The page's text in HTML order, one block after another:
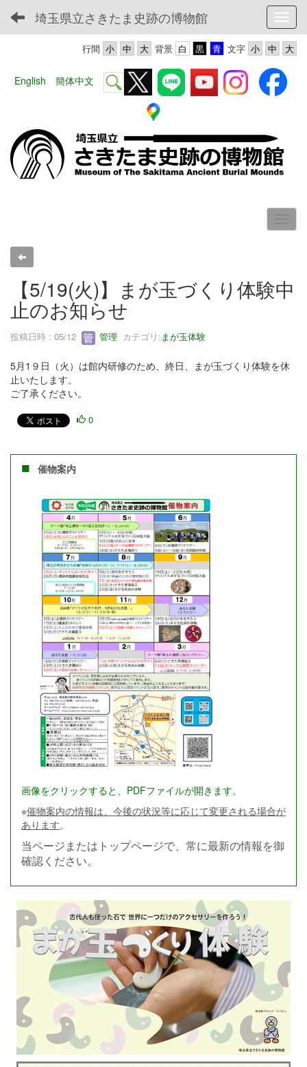
埼玉県立さきたま史跡の博物館
文字
背景
行間
English 簡体中文
【5/19(火)】まが玉づくり体験中
止のお知らせ
投稿日時 : 05/12 管理 カテゴリ:まが玉体験
5月1９日（火）は館内研修のため、終日、まが玉づくり体験を休
止いたします。
ご了承ください。
0
催物案内
画像をクリックすると、PDFファイルが開きます。
※催物案内の情報は、今後の状況等に応じて変更される場合が
あります。
当ページまたはトップページで、常に最新の情報を御
確認ください。